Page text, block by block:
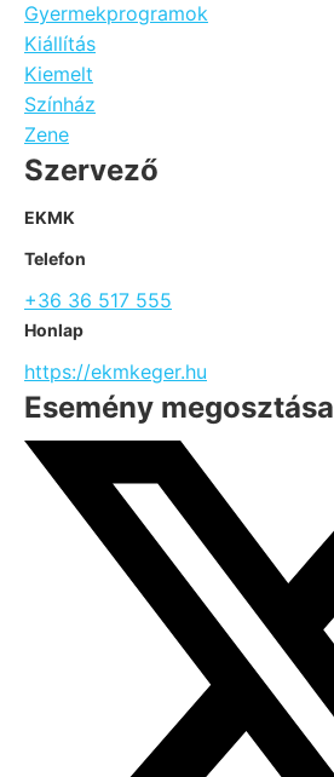
Gyermekprogramok
Kiállítás
Kiemelt
Színház
Zene
Szervező
EKMK
Telefon
+36 36 517 555
Honlap
https://ekmkeger.hu
Esemény megosztása